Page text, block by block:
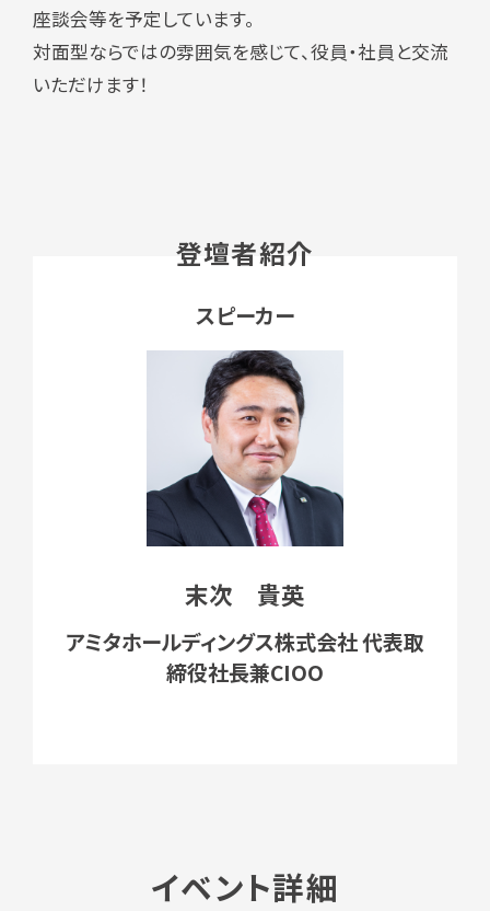
座談会等を予定しています。
対面型ならではの雰囲気を感じて、役員・社員と交流
いただけます！
登壇者紹介
スピーカー
末次 貴英
アミタホールディングス株式会社 代表取
締役社長兼CIOO
イベント詳細